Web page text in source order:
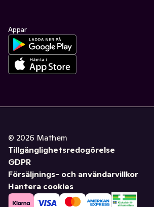
Appar
© 2026 Mathem
Tillgänglighetsredogörelse
GDPR
Försäljnings- och användarvillkor
Hantera cookies